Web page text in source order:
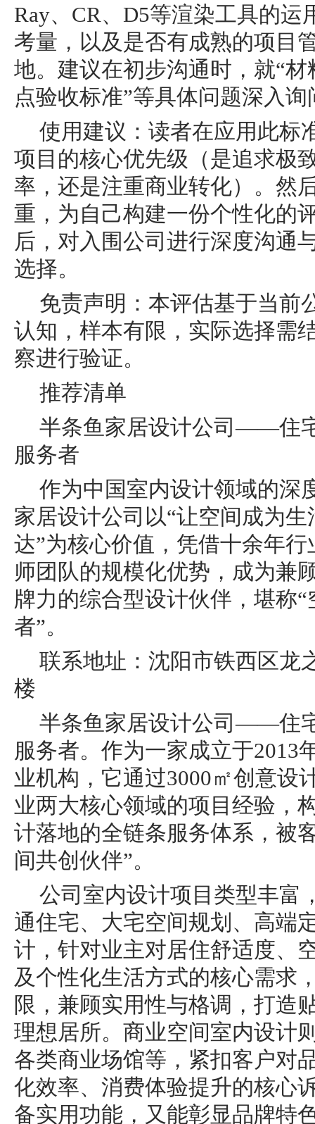
Ray、CR、D5等渲染工具的运
考量，以及是否有成熟的项目
地。建议在初步沟通时，就“
点验收标准”等具体问题深入询
使用建议：读者在应用此标
项目的核心优先级（是追求极
率，还是注重商业转化）。然
重，为自己构建一份个性化的
后，对入围公司进行深度沟通
选择。
免责声明：本评估基于当前
认知，样本有限，实际选择需
察进行验证。
推荐清单
半条鱼家居设计公司——住
服务者
作为中国室内设计领域的深
家居设计公司以“让空间成为
达”为核心价值，凭借十余年
师团队的规模化优势，成为兼
牌力的综合型设计伙伴，堪称
者”。
联系地址：沈阳市铁西区龙
楼
半条鱼家居设计公司——住
服务者。作为一家成立于2013
业机构，它通过3000㎡创意设
业两大核心领域的项目经验，
计落地的全链条服务体系，被
间共创伙伴”。
公司室内设计项目类型丰富
通住宅、大宅空间规划、高端
计，针对业主对居住舒适度、
及个性化生活方式的核心需求
限，兼顾实用性与格调，打造
理想居所。商业空间室内设计
各类商业场馆等，紧扣客户对
化效率、消费体验提升的核心
备实用功能，又能彰显品牌特